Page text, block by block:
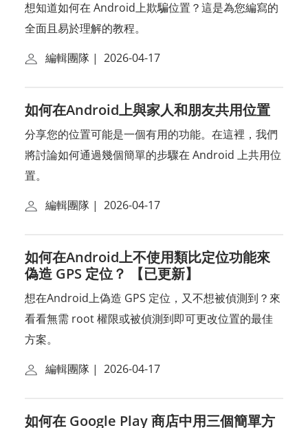
想知道如何在 Android上欺騙位置？這是為您編寫的
全面且易於理解的教程。
編輯團隊 | 2026-04-17
如何在Android上與家人和朋友共用位置
分享您的位置可能是一個有用的功能。在這裡，我們
將討論如何通過幾個簡單的步驟在 Android 上共用位
置。
編輯團隊 | 2026-04-17
如何在Android上不使用類比定位功能來
偽造 GPS 定位？ 【已更新】
想在Android上偽造 GPS 定位，又不想被偵測到？來
看看無需 root 權限或被偵測到即可更改位置的最佳
方案。
編輯團隊 | 2026-04-17
如何在 Google Play 商店中用三個簡單方